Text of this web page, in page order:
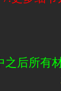
之后所有